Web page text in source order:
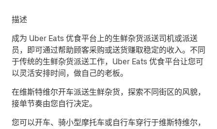
描述
成为 Uber Eats 优食平台上的生鲜杂货派送司机或派送
员，即可通过帮助顾客采购或送货赚取稳定的收入。不同
于传统的生鲜杂货派送工作，Uber Eats 优食平台让您可
以灵活安排时间，做自己的老板。
在维斯特维尔开车派送生鲜杂货，探索不同街区的风貌，
接单节奏由您自行决定。
您可以开车、骑小型摩托车或自行车穿行于维斯特维尔，